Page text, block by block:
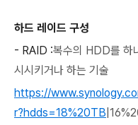
하드 레이드 구성
- RAID :복수의 HDD를 하
시시키거나 하는 기술
https://
r?hdds=18%20TB